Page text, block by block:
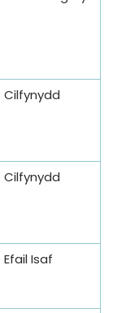
Cilfynydd
Cilfynydd
Efail Isaf